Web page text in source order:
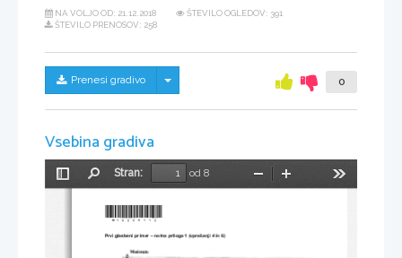
NA VOLJO OD: 21.12.2018
ŠTEVILO OGLEDOV: 391
ŠTEVILO PRENOSOV: 258
Prenesi gradivo Skrij/prikaži meni 0
Vsebina gradiva
Preklopi
Stran:
od 8
Pomanjšaj
Prvi glasbeni primer – notna priloga 1 (vprašanji 4 in 6)